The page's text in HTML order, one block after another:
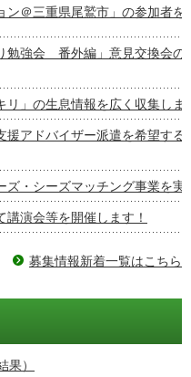
ン＠三重県尾鷲市」の参加者を
勉強会 番外編」意見交換会の
リ」の生息情報を広く収集しま
援アドバイザー派遣を希望する
ズ・シーズマッチング事業を実
演会等を開催します！
募集情報新着一覧はこちら
果）